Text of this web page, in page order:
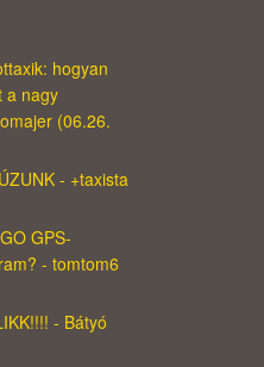
hogyan
a nagy
(06.26.
- +taxista
GPS-
- tomtom6
- Bátyó